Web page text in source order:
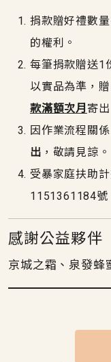
捐款贈好禮數
的權利。
每筆捐款贈送1
以實品為準，
款滿額次月 寄出
因作業流程關
出 ，敬請見諒。
受暴家庭扶助
1151361184
感謝公益夥伴
京城之霜、泉發蜂